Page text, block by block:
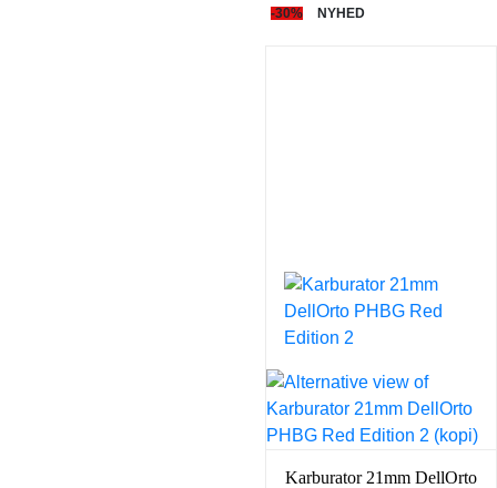
-30% NYHED
Karburator 21mm DellOrto